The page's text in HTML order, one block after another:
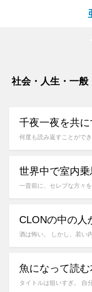
社会・人生・一般
千夜一夜を共
何度も読み返すことがで
世界中で室内乗
一昔前に、セレブな方々
CLONの中の人
酒は怖い。 しかし、若い
魚になって読む
タイトルは狙いすぎ。 自